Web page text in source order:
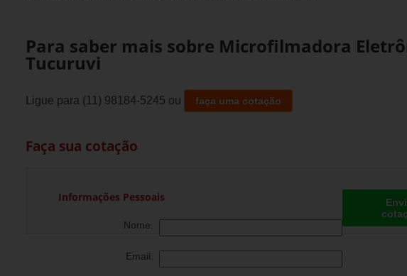
Para saber mais sobre Microfilmadora
Tucuruvi
Ligue para (11) 98184-5245 ou faça uma cotação
Faça sua cotação
Informações Pessoais
Nome:
Email: